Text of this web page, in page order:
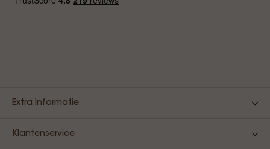
Extra Informatie
Klantenservice